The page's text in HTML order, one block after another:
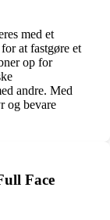
med et
at fastgøre et
op for
andre. Med
og bevare
Face